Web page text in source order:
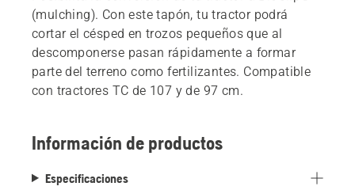
(mulching). Con este tapón, tu tractor podrá
cortar el césped en trozos pequeños que al
descomponerse pasan rápidamente a formar
parte del terreno como fertilizantes. Compatible
con tractores TC de 107 y de 97 cm.
Información de productos
Especificaciones